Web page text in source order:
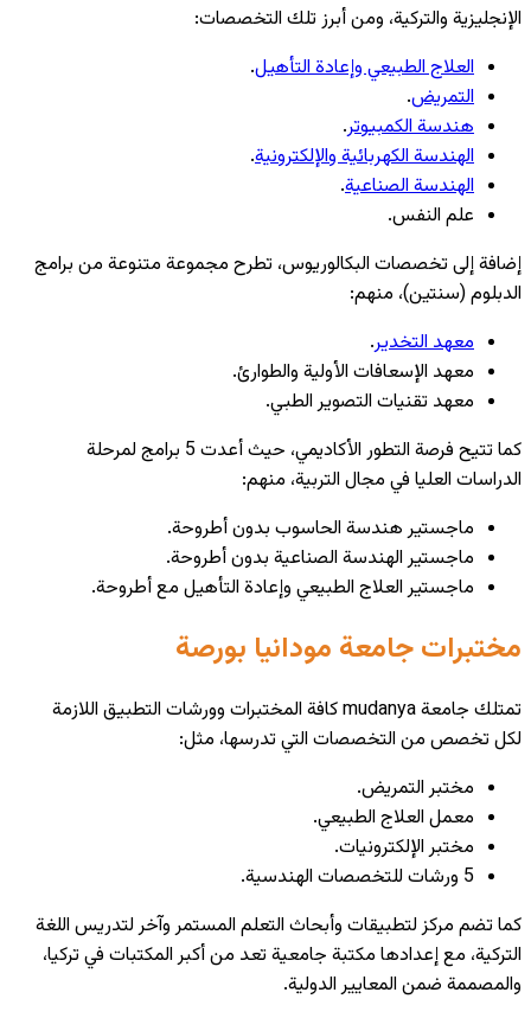
الإنجليزية والتركية، ومن أبرز تلك التخصصات:
العلاج الطبيعي وإعادة التأهيل.
التمريض.
هندسة الكمبيوتر.
الهندسة الكهربائية والإلكترونية.
الهندسة الصناعية.
علم النفس.
إضافة إلى تخصصات البكالوريوس، تطرح مجموعة متنوعة من برامج
الدبلوم (سنتين)، منهم:
معهد التخدير.
معهد الإسعافات الأولية والطوارئ.
معهد تقنيات التصوير الطبي.
كما تتيح فرصة التطور الأكاديمي، حيث أعدت 5 برامج لمرحلة
الدراسات العليا في مجال التربية، منهم:
ماجستير هندسة الحاسوب بدون أطروحة.
ماجستير الهندسة الصناعية بدون أطروحة.
ماجستير العلاج الطبيعي وإعادة التأهيل مع أطروحة.
مختبرات جامعة مودانيا بورصة
تمتلك جامعة mudanya كافة المختبرات وورشات التطبيق اللازمة
لكل تخصص من التخصصات التي تدرسها، مثل:
مختبر التمريض.
معمل العلاج الطبيعي.
مختبر الإلكترونيات.
5 ورشات للتخصصات الهندسية.
كما تضم مركز لتطبيقات وأبحاث التعلم المستمر وآخر لتدريس اللغة
التركية، مع إعدادها مكتبة جامعية تعد من أكبر المكتبات في تركيا،
والمصممة ضمن المعايير الدولية.